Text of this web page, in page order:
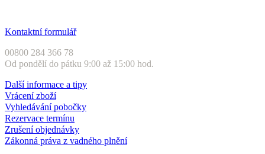
Kontaktní formulář
00800 284 366 78
Od pondělí do pátku 9:00 až 15:00 hod.
Další informace a tipy
Vrácení zboží
Vyhledávání pobočky
Rezervace termínu
Zrušení objednávky
Zákonná práva z vadného plnění